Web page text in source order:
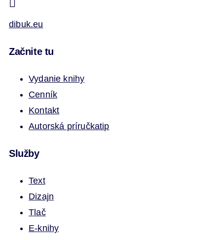
dibuk.eu
Začnite tu
Vydanie knihy
Cenník
Kontakt
Autorská príručkatip
Služby
Text
Dizajn
Tlač
E-knihy